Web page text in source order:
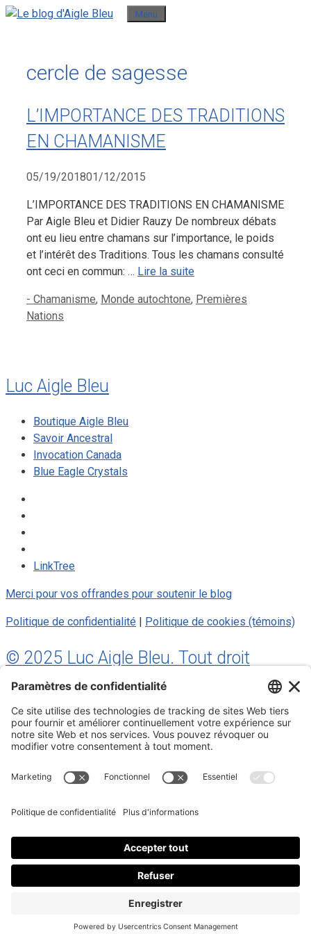
Aller
Menu
cercle de sagesse
L’IMPORTANCE DES TRADITIONS
EN CHAMANISME
05/19/201801/12/2015
L’IMPORTANCE DES TRADITIONS EN CHAMANISME
Par Aigle Bleu et Didier Rauzy De nombreux débats
ont eu lieu entre chamans sur l’importance, le poids
et l’intérêt des Traditions. Tous les chamans consulté
ont ceci en commun: … Lire la suite
Catégories
- Chamanisme, Monde autochtone, Premières
Nations
Luc Aigle Bleu
Boutique Aigle Bleu
Savoir Ancestral
Invocation Canada
Blue Eagle Crystals
LinkTree
Merci pour vos offrandes pour soutenir le blog
Politique de confidentialité | Politique de cookies (témoins)
© 2025 Luc Aigle Bleu. Tout droit
réservé.
S'inscrire à mon Infolettre
En m’inscrivant à l’infolettre, j’acceptela politique de
confidentialité